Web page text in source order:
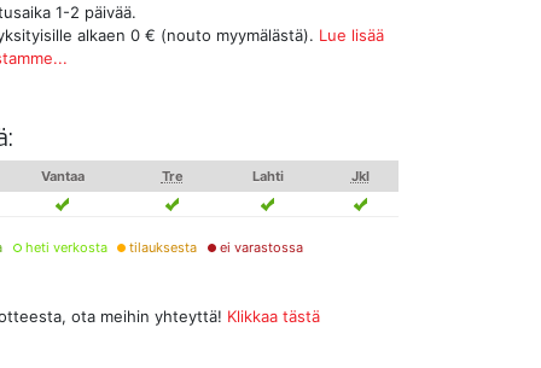
1-2 päivää.
alkaen 0 € (nouto myymälästä). Lue lisää
Vantaa Tre Lahti Jkl
heti verkosta tilauksesta ei varastossa
ota meihin yhteyttä! Klikkaa tästä